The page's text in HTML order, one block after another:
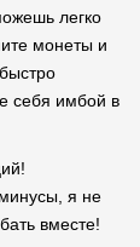
легко
монеты и
себя имбой в
я не
вместе!